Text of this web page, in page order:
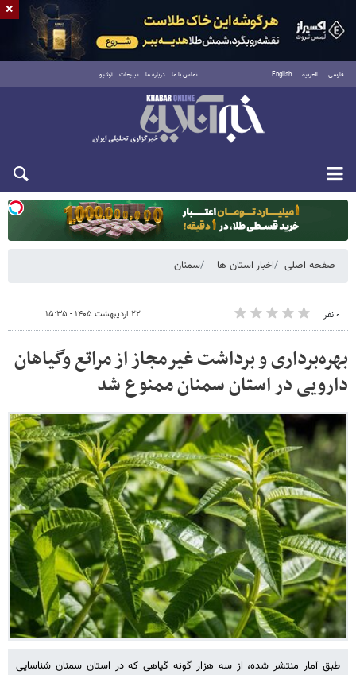
فارسی العربية English تماس با ما درباره ما تبلیغات آرشیو
یکشنبه ۱۸ مرداد ۱۴۰۵
صفحه اصلی اخبار استان ها سمنان
۰ نفر ۲۲ اردیبهشت ۱۴۰۵ - ۱۵:۳۵
بهره‌برداری و برداشت غیرمجاز از مراتع وگیاهان
دارویی در استان سمنان ممنوع شد
طبق آمار منتشر شده، از سه هزار گونه گیاهی که در استان سمنان شناسایی
×